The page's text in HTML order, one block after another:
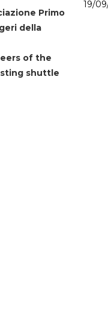
Primo
della
of the
shuttle
19/